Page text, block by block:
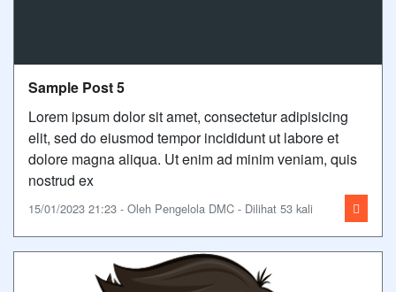
Sample Post 5
Lorem ipsum dolor sit amet, consectetur adipisicing
elit, sed do eiusmod tempor incididunt ut labore et
dolore magna aliqua. Ut enim ad minim veniam, quis
nostrud ex
15/01/2023 21:23 - Oleh Pengelola DMC - Dilihat 53 kali